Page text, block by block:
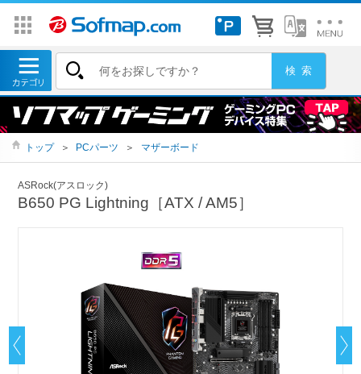
トップ ＞ PCパーツ ＞ マザーボード
ASRock(アスロック)
B650 PG Lightning［ATX / AM5］